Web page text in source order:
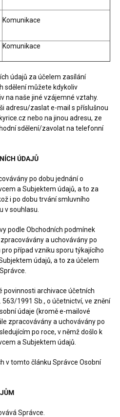
Komunikace
Komunikace
údajů za účelem zasílání
sdělení můžete kdykoliv
na naše jiné vzájemné vztahy.
adresu/zaslat e-mail s příslušnou
nebo na jinou adresu, ze
sdělení/zavolat na telefonní
ÚDAJŮ
po dobu jednání o
a Subjektem údajů, a to za
i po dobu trvání smluvního
v souhlasu.
podle Obchodních podmínek
a uchovávány po
případ vzniku sporu týkajícího
údajů, a to za účelem
povinnosti archivace účetních
1991 Sb., o účetnictví, ve znění
údaje (kromě e-mailové
zpracovávány a uchovávány po
po roce, v němž došlo k
a Subjektem údajů.
v tomto článku Správce Osobní
Správce.